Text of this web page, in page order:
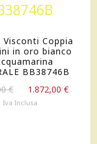
Visconti Coppia
in oro bianco
BB38746B
€
prezzo
1.872,00 €
Iva Inclusa